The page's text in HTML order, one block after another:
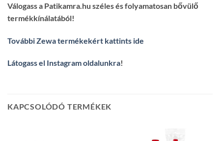
Válogass a Patikamra.hu széles és folyamatosan bővülő
termékkínálatából!
További Zewa termékekért kattints ide
Látogass el Instagram oldalunkra!
KAPCSOLÓDÓ TERMÉKEK